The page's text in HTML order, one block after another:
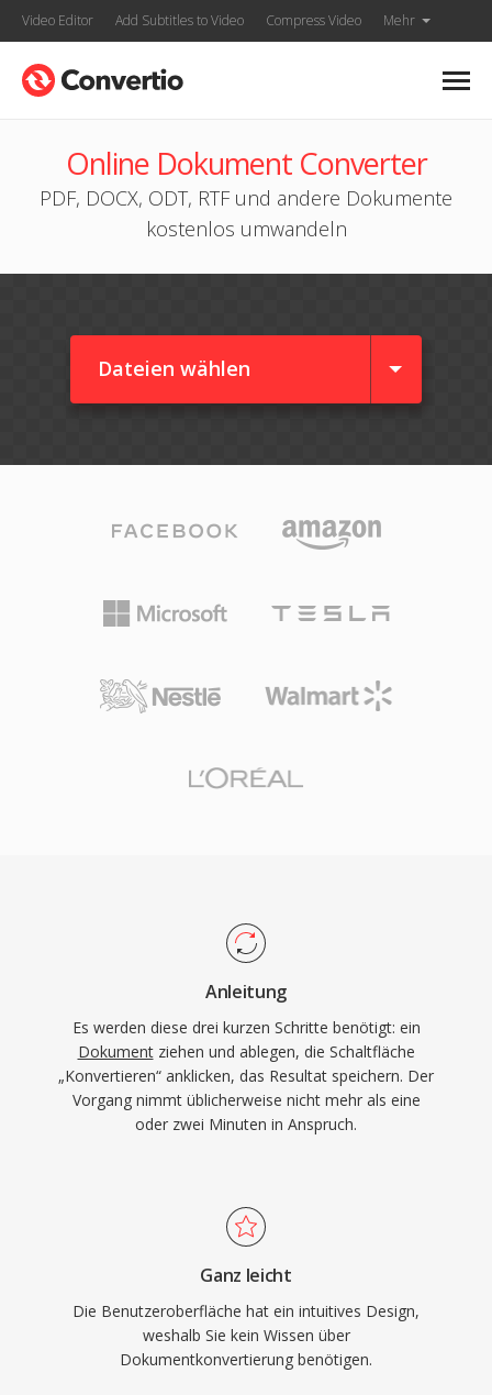
Video Editor Add Subtitles to Video Compress Video Mehr
Online Dokument Converter
PDF, DOCX, ODT, RTF und andere Dokumente
kostenlos umwandeln
Dateien wählen
Anleitung
Es werden diese drei kurzen Schritte benötigt: ein
Dokumentziehen und ablegen, die Schaltfläche
„Konvertieren“ anklicken, das Resultat speichern. Der
Vorgang nimmt üblicherweise nicht mehr als eine
oder zwei Minuten in Anspruch.
Ganz leicht
Die Benutzeroberfläche hat ein intuitives Design,
weshalb Sie kein Wissen über
Dokumentkonvertierung benötigen.